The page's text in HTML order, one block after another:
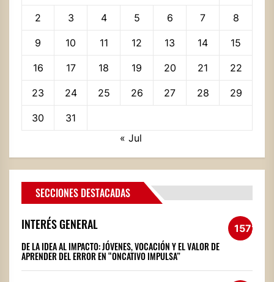
2 3 4 5 6 7 8
9 10 11 12 13 14 15
16 17 18 19 20 21 22
23 24 25 26 27 28 29
30
31
« Jul
SECCIONES DESTACADAS
INTERÉS GENERAL 1572
DE LA IDEA AL IMPACTO: JÓVENES, VOCACIÓN Y EL VALOR DE
APRENDER DEL ERROR EN “ONCATIVO IMPULSA”